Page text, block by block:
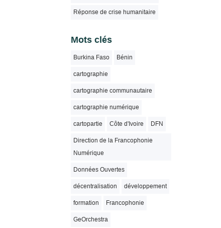
Réponse de crise humanitaire
Mots clés
Burkina Faso Bénin
cartographie
cartographie communautaire
cartographie numérique
cartopartie Côte d'Ivoire DFN
Direction de la Francophonie
Numérique
Données Ouvertes
décentralisation développement
formation Francophonie
GeOrchestra